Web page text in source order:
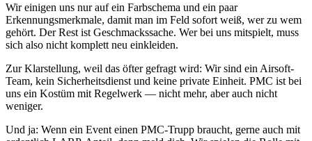
Wir einigen uns nur auf ein Farbschema und ein paar
Erkennungsmerkmale, damit man im Feld sofort weiß, wer zu wem
gehört. Der Rest ist Geschmackssache. Wer bei uns mitspielt, muss
sich also nicht komplett neu einkleiden.
Zur Klarstellung, weil das öfter gefragt wird: Wir sind ein Airsoft-
Team, kein Sicherheitsdienst und keine private Einheit. PMC ist bei
uns ein Kostüm mit Regelwerk — nicht mehr, aber auch nicht
weniger.
Und ja: Wenn ein Event einen PMC-Trupp braucht, gerne auch mit